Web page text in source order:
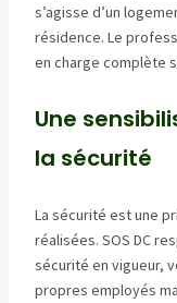
s’agisse d’un
résidence. Le
en charge complète
Une
la sécurité
La sécurité est une
réalisées. SOS DC
sécurité en vigueur,
propres employés